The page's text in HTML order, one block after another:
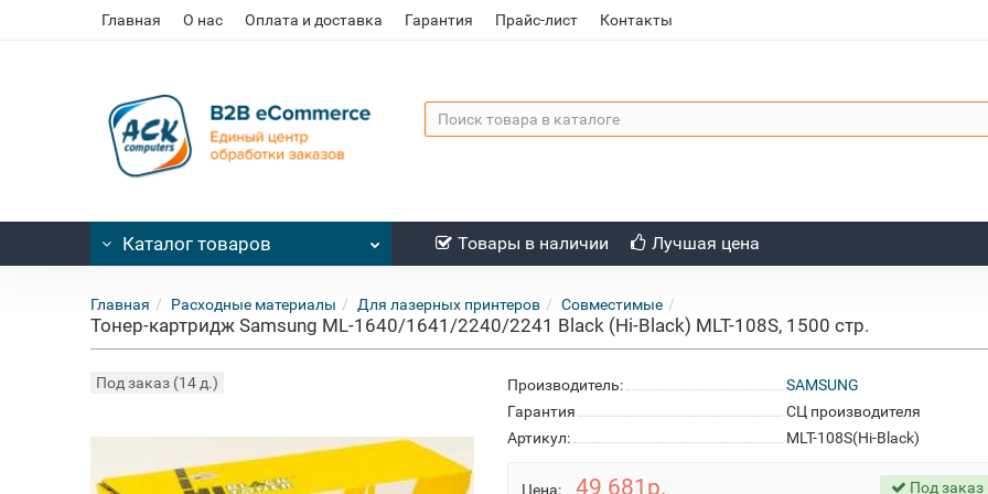
Главная О нас Оплата и доставка Гарантия Прайс-лист Контакты
Каталог товаров Товары в наличии Лучшая цена
Главная Расходные материалы Для лазерных принтеров Совместимые
Тонер-картридж Samsung ML-1640/1641/2240/2241 Black (Hi-Black) MLT-108S, 1500 стр.
Под заказ (14 д.) Производитель:
SAMSUNG
Гарантия
СЦ производителя
Артикул:
MLT-108S(Hi-Black)
Цена: 49 681р. Под заказ